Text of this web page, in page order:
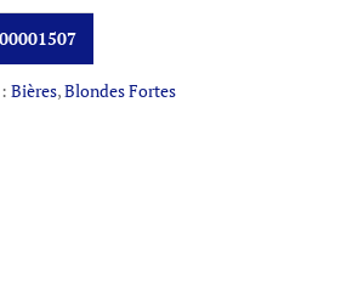
:Bières,Blondes Fortes